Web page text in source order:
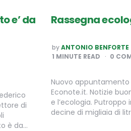
e’ da
di
è da…
Rassegna
POSTED
BY
byANTONIO BENFORTE
1 MINUTE READ 0
Nuovo
Econote.it. Notizie
e l’ecologia.
decine di migliaia di